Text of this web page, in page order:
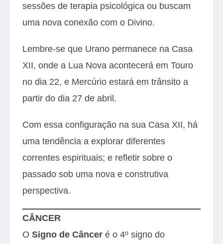
sessões de terapia psicológica ou buscam
uma nova conexão com o Divino.
Lembre-se que Urano permanece na Casa
XII, onde a Lua Nova acontecerá em Touro
no dia 22, e Mercúrio estará em trânsito a
partir do dia 27 de abril.
Com essa configuração na sua Casa XII, há
uma tendência a explorar diferentes
correntes espirituais; e refletir sobre o
passado sob uma nova e construtiva
perspectiva.
CÂNCER
O Signo de Câncer é o 4º signo do